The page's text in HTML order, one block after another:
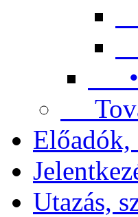
•
Előadók,
Utazás,